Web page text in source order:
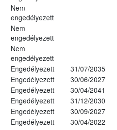
Nem
engedélyezett
Nem
engedélyezett
Nem
engedélyezett
Engedélyezett
31/07/2035
Engedélyezett
30/06/2027
Engedélyezett
30/04/2041
Engedélyezett
31/12/2030
Engedélyezett
30/09/2027
Engedélyezett
30/04/2022